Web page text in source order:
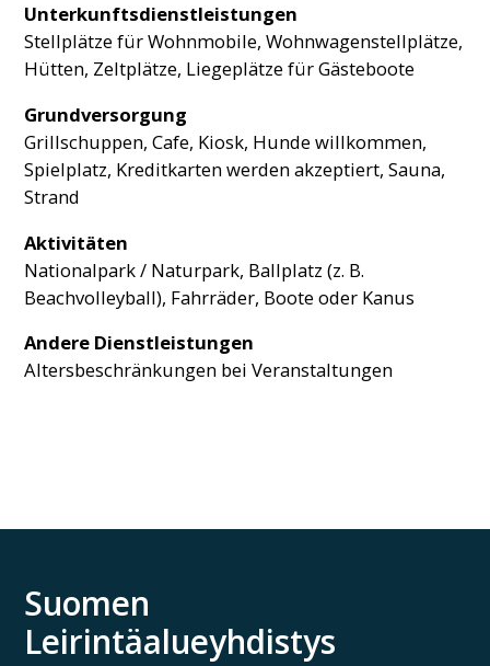
Unterkunftsdienstleistungen
Stellplätze für Wohnmobile, Wohnwagenstellplätze,
Hütten, Zeltplätze, Liegeplätze für Gästeboote
Grundversorgung
Grillschuppen, Cafe, Kiosk, Hunde willkommen,
Spielplatz, Kreditkarten werden akzeptiert, Sauna,
Strand
Aktivitäten
Nationalpark / Naturpark, Ballplatz (z. B.
Beachvolleyball), Fahrräder, Boote oder Kanus
Andere Dienstleistungen
Altersbeschränkungen bei Veranstaltungen
Suomen
Leirintäalueyhdistys